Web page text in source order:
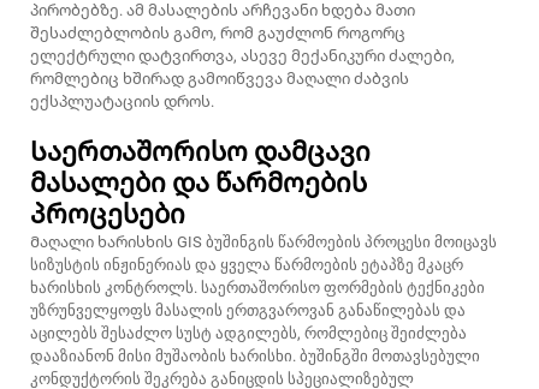
პირობებზე. ამ მასალების არჩევანი ხდება მათი
შესაძლებლობის გამო, რომ გაუძლონ როგორც
ელექტრული დატვირთვა, ასევე მექანიკური ძალები,
რომლებიც ხშირად გამოიწვევა მაღალი ძაბვის
ექსპლუატაციის დროს.
Საერთაშორისო დამცავი
მასალები და წარმოების
პროცესები
Მაღალი ხარისხის GIS ბუშინგის წარმოების პროცესი მოიცავს
სიზუსტის ინჟინერიას და ყველა წარმოების ეტაპზე მკაცრ
ხარისხის კონტროლს. საერთაშორისო ფორმების ტექნიკები
უზრუნველყოფს მასალის ერთგვაროვან განაწილებას და
აცილებს შესაძლო სუსტ ადგილებს, რომლებიც შეიძლება
დააზიანონ მისი მუშაობის ხარისხი. ბუშინგში მოთავსებული
კონდუქტორის შეკრება განიცდის სპეციალიზებულ